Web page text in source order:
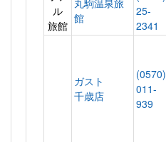
ル
旅館
丸駒温泉旅
館
25-
2341
ガスト
千歳店
(0570)
011-
939